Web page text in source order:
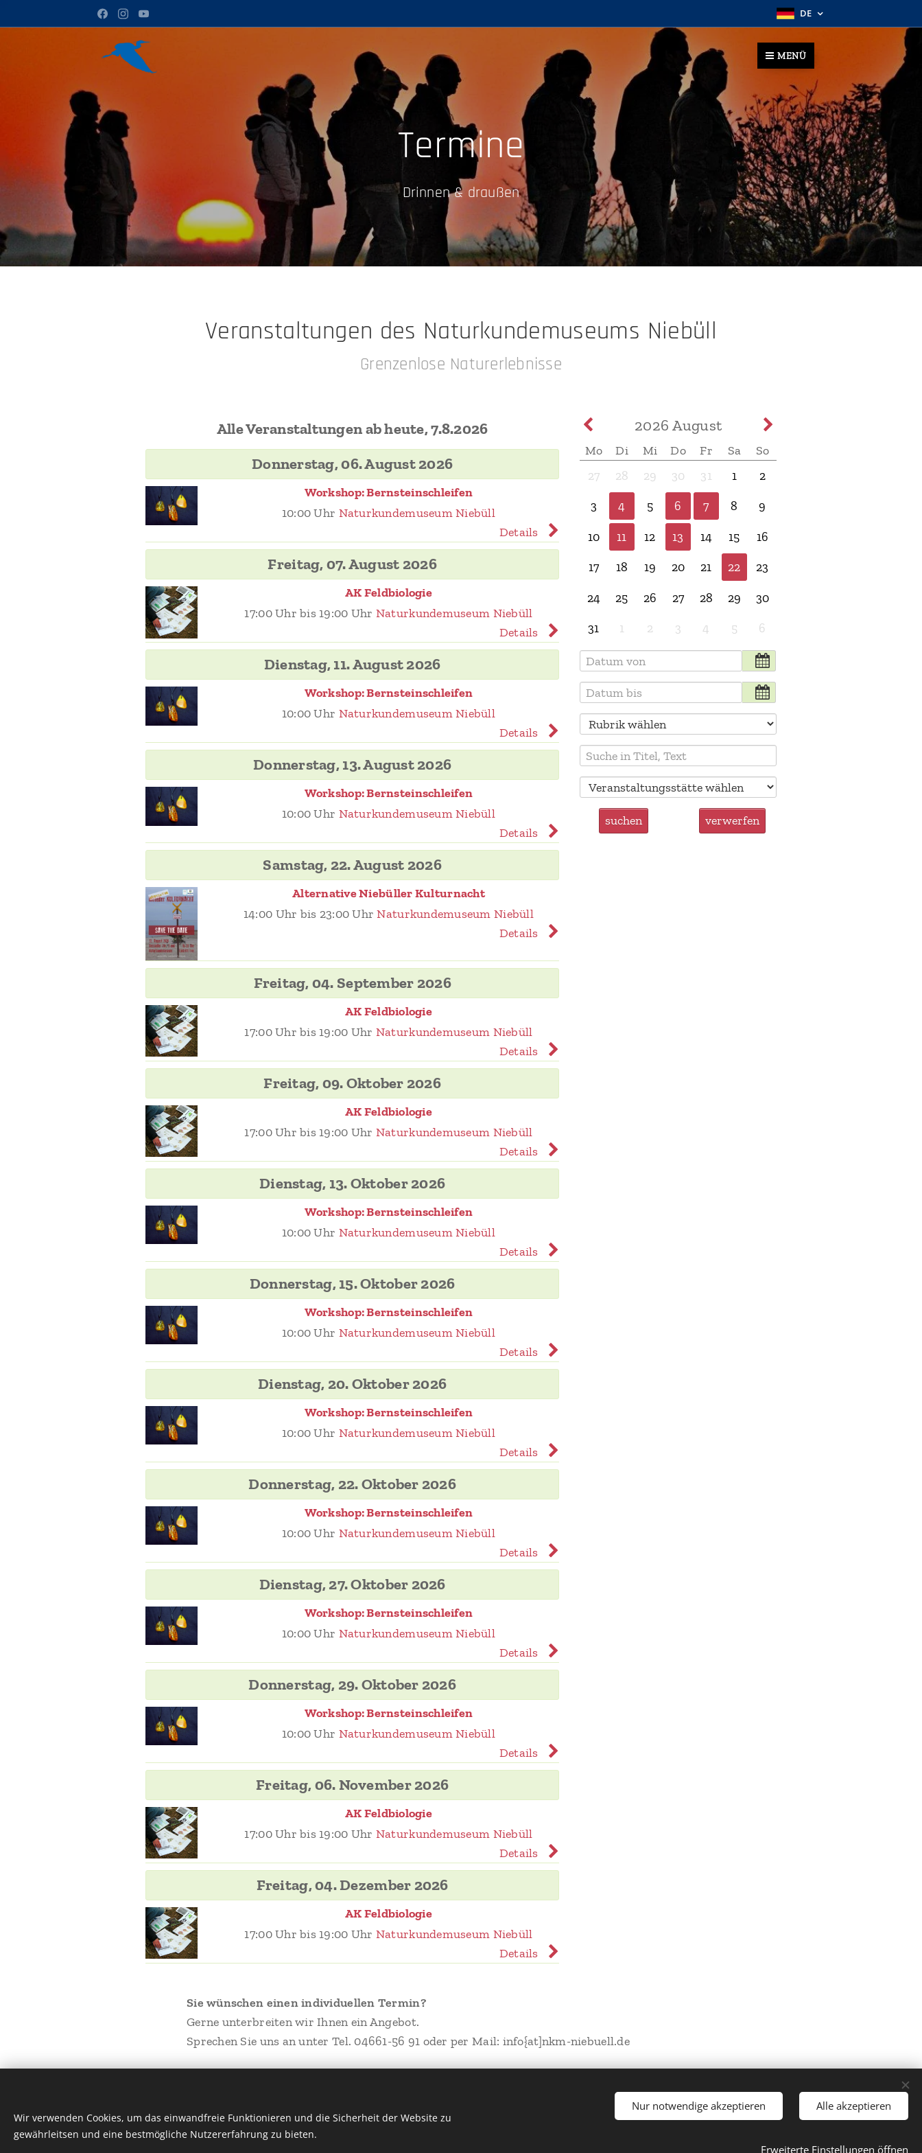
DE
MENÜ
Termine
Drinnen & draußen
Veranstaltungen des Naturkundemuseums Niebüll
Grenzenlose Naturerlebnisse
Alle Veranstaltungen ab heute, 7.8.2026
Donnerstag, 06. August 2026
Workshop: Bernsteinschleifen
10:00 Uhr Naturkundemuseum Niebüll
Details
Freitag, 07. August 2026
AK Feldbiologie
17:00 Uhr bis 19:00 Uhr Naturkundemuseum Niebüll
Details
Dienstag, 11. August 2026
Workshop: Bernsteinschleifen
10:00 Uhr Naturkundemuseum Niebüll
Details
Donnerstag, 13. August 2026
Workshop: Bernsteinschleifen
10:00 Uhr Naturkundemuseum Niebüll
Details
Samstag, 22. August 2026
Alternative Niebüller Kulturnacht
14:00 Uhr bis 23:00 Uhr Naturkundemuseum Niebüll
Details
Freitag, 04. September 2026
AK Feldbiologie
17:00 Uhr bis 19:00 Uhr Naturkundemuseum Niebüll
Details
Freitag, 09. Oktober 2026
AK Feldbiologie
17:00 Uhr bis 19:00 Uhr Naturkundemuseum Niebüll
Details
Dienstag, 13. Oktober 2026
Workshop: Bernsteinschleifen
10:00 Uhr Naturkundemuseum Niebüll
Details
Donnerstag, 15. Oktober 2026
Workshop: Bernsteinschleifen
10:00 Uhr Naturkundemuseum Niebüll
Details
Dienstag, 20. Oktober 2026
Workshop: Bernsteinschleifen
10:00 Uhr Naturkundemuseum Niebüll
Details
Donnerstag, 22. Oktober 2026
Workshop: Bernsteinschleifen
10:00 Uhr Naturkundemuseum Niebüll
Details
Dienstag, 27. Oktober 2026
Workshop: Bernsteinschleifen
10:00 Uhr Naturkundemuseum Niebüll
Details
Donnerstag, 29. Oktober 2026
Workshop: Bernsteinschleifen
10:00 Uhr Naturkundemuseum Niebüll
Details
Freitag, 06. November 2026
AK Feldbiologie
17:00 Uhr bis 19:00 Uhr Naturkundemuseum Niebüll
Details
Freitag, 04. Dezember 2026
AK Feldbiologie
17:00 Uhr bis 19:00 Uhr Naturkundemuseum Niebüll
Details
2026 August
Mo Di Mi Do Fr Sa
So
27
28 29 30 31 1 2
3 4 5 6 7 8 9
10 11 12 13 14 15 16
17 18 19 20 21 22 23
24 25 26 27 28 29 30
31 1 2 3 4 5 6
suchen verwerfen
Sie wünschen einen individuellen Termin?
Gerne unterbreiten wir Ihnen ein Angebot.
Sprechen Sie uns an unter Tel. 04661-56 91 oder per Mail: info{at]nkm-niebuell.de
Naturkundemuseum Niebüll - Hauptstrasse 108 - 25899 Niebüll - Tel.: 04661-56 91 -
Wir verwenden Cookies, um das einwandfreie Funktionieren und die Sicherheit der Website zu
gewährleitsen und eine bestmögliche Nutzererfahrung zu bieten.
Nur notwendige akzeptieren Alle akzeptieren
Erweiterte Einstellungen öffnen